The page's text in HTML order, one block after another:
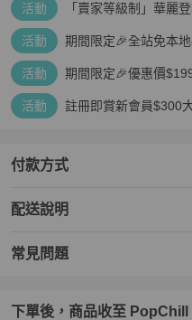
活動 「賣家等級制」華麗
活動 期間限定🎉全站免本
活動 期間限定🎉優惠價
活動 註冊即賞新會員$300
付款方式
配送說明
常見問題
下單後，商品收至 PopChill